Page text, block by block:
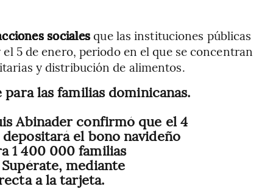
socialesque las instituciones públicas
5 de enero, periodo en el que se concentran
y distribución de alimentos.
las familias dominicanas.
Abinader confirmó que el 4
el bono navideño
1 400 000 familias
mediante
a la tarjeta.